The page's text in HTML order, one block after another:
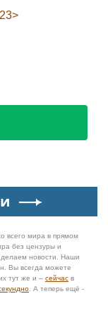
всего мира в прямом
без цензуры и
новости. Наши
Вы всегда можете
тут же и – сейчас в
. А теперь ещё -